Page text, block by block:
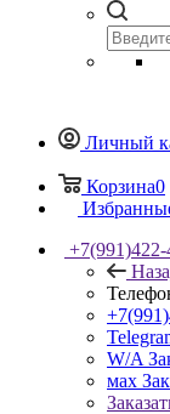
Личный
Корзина0
W/A
мах